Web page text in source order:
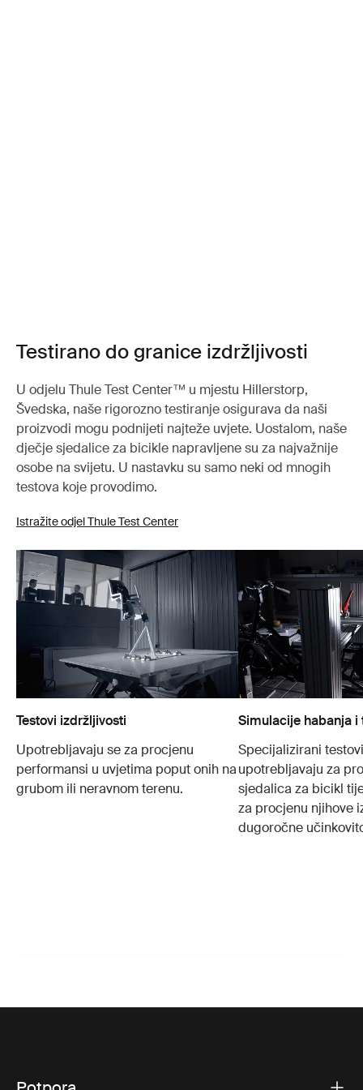
Testirano do granice izdržljivosti
U odjelu Thule Test Center™ u mjestu Hillerstorp,
Švedska, naše rigorozno testiranje osigurava da naši
proizvodi mogu podnijeti najteže uvjete. Uostalom, naše
dječje sjedalice za bicikle napravljene su za najvažnije
osobe na svijetu. U nastavku su samo neki od mnogih
testova koje provodimo.
Istražite odjel Thule Test Center
Testovi izdržljivosti
Upotrebljavaju se za procjenu
performansi u uvjetima poput onih na
grubom ili neravnom terenu.
Simulacije habanja i
Specijalizirani
upotrebljavaju za
sjedalica za bicikl
za procjenu njihove
dugoročne